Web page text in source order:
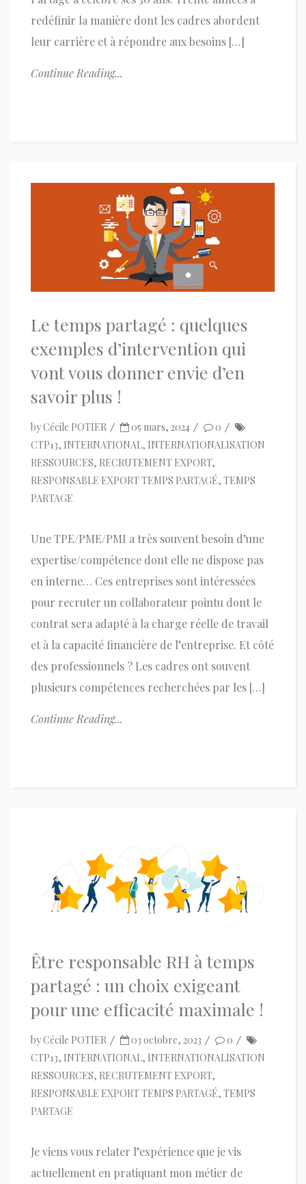
redéfinir la manière dont les cadres abordent
leur carrière et à répondre aux besoins […]
Continue Reading...
Le temps partagé : quelques
exemples d’intervention qui
vont vous donner envie d’en
savoir plus !
byCécile POTIER 05 mars, 2024
0
CTP13, INTERNATIONAL, INTERNATIONALISATION
RESSOURCES, RECRUTEMENT EXPORT,
RESPONSABLE EXPORT TEMPS PARTAGÉ, TEMPS
PARTAGE
Une TPE/PME/PMI a très souvent besoin d’une
expertise/compétence dont elle ne dispose pas
en interne… Ces entreprises sont intéressées
pour recruter un collaborateur pointu dont le
contrat sera adapté à la charge réelle de travail
et à la capacité financière de l’entreprise. Et côté
des professionnels ? Les cadres ont souvent
plusieurs compétences recherchées par les […]
Continue Reading...
Être responsable RH à temps
partagé : un choix exigeant
pour une efficacité maximale !
byCécile POTIER 03 octobre, 2023
0
CTP13, INTERNATIONAL, INTERNATIONALISATION
RESSOURCES, RECRUTEMENT EXPORT,
RESPONSABLE EXPORT TEMPS PARTAGÉ, TEMPS
PARTAGE
Je viens vous relater l’expérience que je vis
actuellement en pratiquant mon métier de